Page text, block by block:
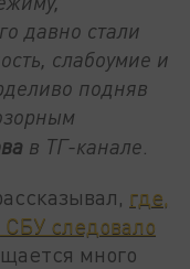
давно стали
слабоумие и
подняв
в ТГ-канале
где,
следовало
много